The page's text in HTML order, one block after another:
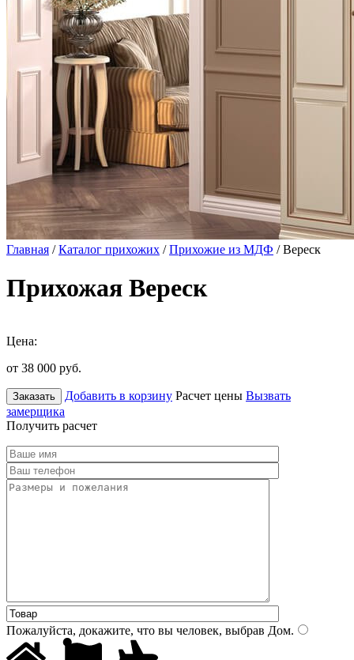
Главная /Каталог прихожих /Прихожие из МДФ / Вереск
Прихожая Вереск
Цена:
от 38 000 руб.
Заказать Добавить в корзину Расчет цены Вызвать
замерщика
Получить расчет
Пожалуйста, докажите, что вы человек, выбрав Дом.